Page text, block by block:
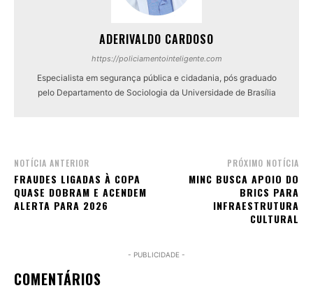
ADERIVALDO CARDOSO
https://policiamentointeligente.com
Especialista em segurança pública e cidadania, pós graduado
pelo Departamento de Sociologia da Universidade de Brasília
NOTÍCIA ANTERIOR
FRAUDES LIGADAS À COPA
QUASE DOBRAM E ACENDEM
ALERTA PARA 2026
PRÓXIMO NOTÍCIA
MINC BUSCA APOIO DO
BRICS PARA
INFRAESTRUTURA
CULTURAL
- PUBLICIDADE -
COMENTÁRIOS